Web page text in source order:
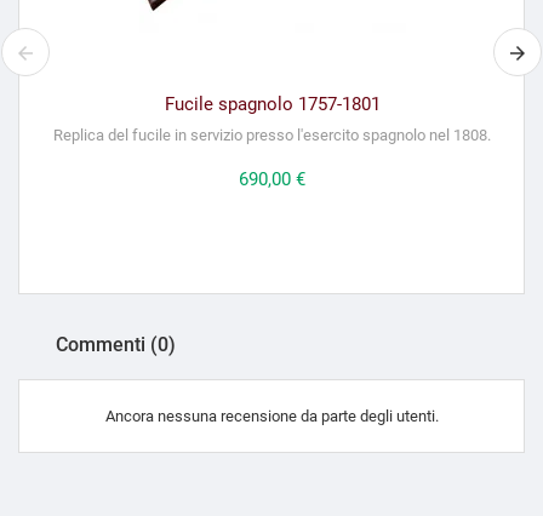
Fucile spagnolo 1757-1801
Replica del fucile in servizio presso l'esercito spagnolo nel 1808.
Prezzo
690,00 €
Commenti (0)
Ancora nessuna recensione da parte degli utenti.